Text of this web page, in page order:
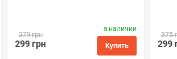
379 грн
299 грн
в наличии
Купить
Apex Microelectronics
Код товара:
cc.mc-30 375
299